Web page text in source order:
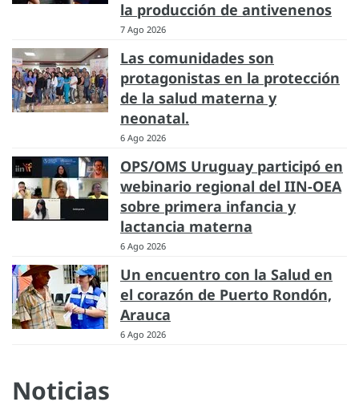
la producción de antivenenos
7 Ago 2026
Las comunidades son
protagonistas en la protección
de la salud materna y
neonatal.
6 Ago 2026
OPS/OMS Uruguay participó en
webinario regional del IIN-OEA
sobre primera infancia y
lactancia materna
6 Ago 2026
Un encuentro con la Salud en
el corazón de Puerto Rondón,
Arauca
6 Ago 2026
Noticias